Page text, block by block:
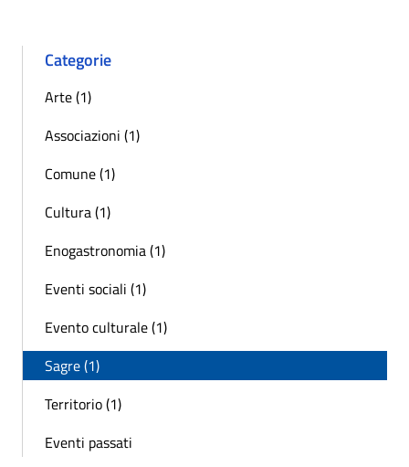
Categorie
Arte (1)
Associazioni (1)
Comune (1)
Cultura (1)
Enogastronomia (1)
Eventi sociali (1)
Evento culturale (1)
Sagre (1)
Territorio (1)
Eventi passati